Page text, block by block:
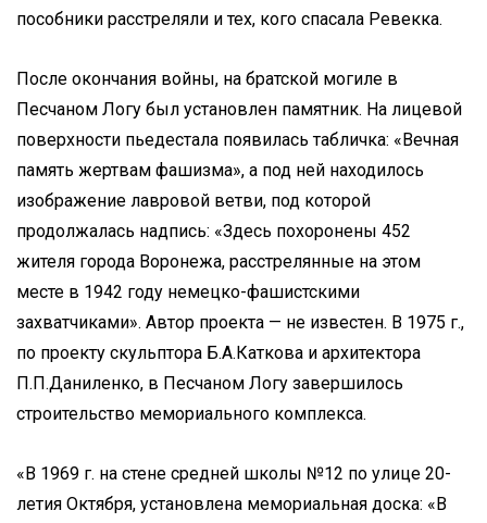
пособники расстреляли и тех, кого спасала Ревекка.
После окончания войны, на братской могиле в
Песчаном Логу был установлен памятник. На лицевой
поверхности пьедестала появилась табличка: «Вечная
память жертвам фашизма», а под ней находилось
изображение лавровой ветви, под которой
продолжалась надпись: «Здесь похоронены 452
жителя города Воронежа, расстрелянные на этом
месте в 1942 году немецко-фашистскими
захватчиками». Автор проекта — не известен. В 1975 г.,
по проекту скульптора Б.А.Каткова и архитектора
П.П.Даниленко, в Песчаном Логу завершилось
строительство мемориального комплекса.
«В 1969 г. на стене средней школы №12 по улице 20-
летия Октября, установлена мемориальная доска: «В